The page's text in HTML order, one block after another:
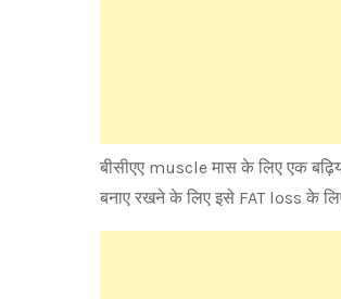
बीसीएए muscle मास के लिए एक
बनाए रखने के लिए इसे FAT loss के